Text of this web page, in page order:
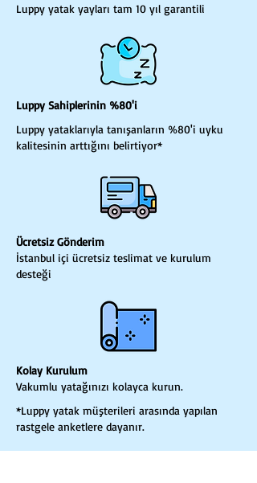
Luppy yatak yayları tam 10 yıl garantili
Luppy Sahiplerinin %80'i
Luppy yataklarıyla tanışanların %80'i uyku
kalitesinin arttığını belirtiyor*
Ücretsiz Gönderim
İstanbul içi ücretsiz teslimat ve kurulum
desteği
Kolay Kurulum
Vakumlu yatağınızı kolayca kurun.
*Luppy yatak müşterileri arasında yapılan
rastgele anketlere dayanır.